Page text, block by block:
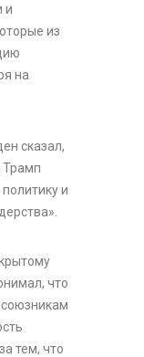
и
из
на
сказал,
Трамп
и
что
тем, что